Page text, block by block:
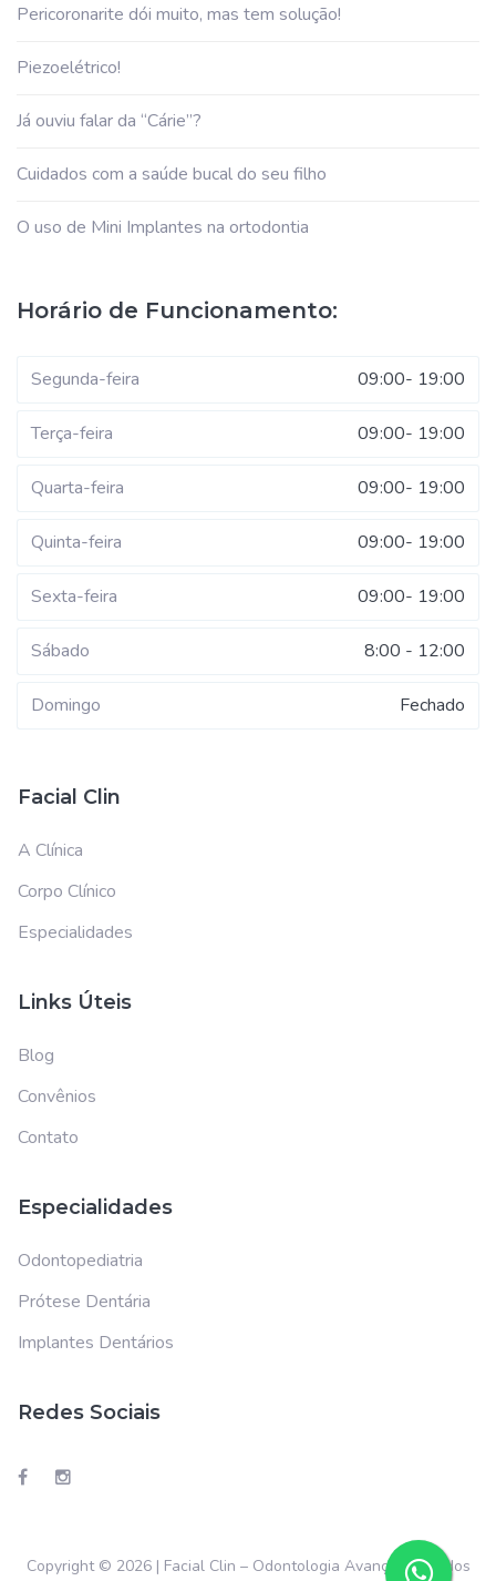
Pericoronarite dói muito, mas tem solução!
Piezoelétrico!
Já ouviu falar da “Cárie”?
Cuidados com a saúde bucal do seu filho
O uso de Mini Implantes na ortodontia
Horário de Funcionamento:
Segunda-feira 09:00- 19:00
Terça-feira 09:00- 19:00
Quarta-feira 09:00- 19:00
Quinta-feira 09:00- 19:00
Sexta-feira 09:00- 19:00
Sábado 8:00 - 12:00
Domingo Fechado
Facial Clin
A Clínica
Corpo Clínico
Especialidades
Links Úteis
Blog
Convênios
Contato
Especialidades
Odontopediatria
Prótese Dentária
Implantes Dentários
Redes Sociais
Copyright © 2026 | Facial Clin – Odontologia Avançada | Todos